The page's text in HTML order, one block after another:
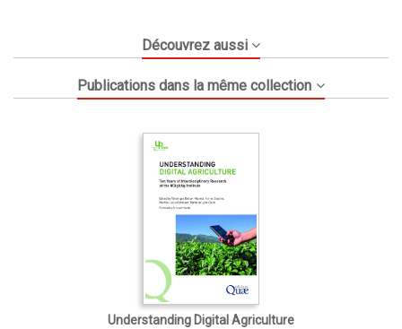
Découvrez aussi
Publications dans la même collection
Understanding Digital Agriculture